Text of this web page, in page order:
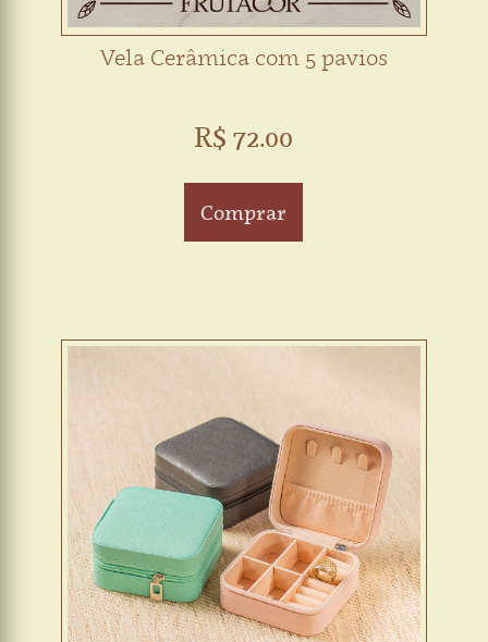
Vela Cerâmica com 5 pavios
R$ 72.00
Comprar